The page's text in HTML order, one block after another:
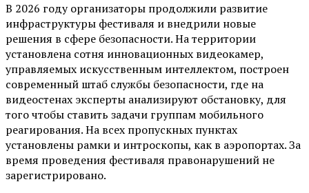
В 2026 году организаторы продолжили развитие
инфраструктуры фестиваля и внедрили новые
решения в сфере безопасности. На территории
установлена сотня инновационных видеокамер,
управляемых искусственным интеллектом, построен
современный штаб службы безопасности, где на
видеостенах эксперты анализируют обстановку, для
того чтобы ставить задачи группам мобильного
реагирования. На всех пропускных пунктах
установлены рамки и интроскопы, как в аэропортах. За
время проведения фестиваля правонарушений не
зарегистрировано.